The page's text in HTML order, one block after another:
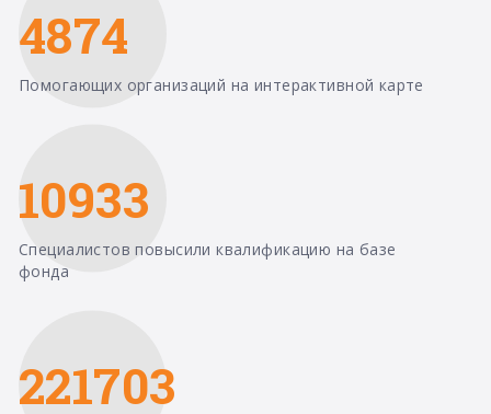
4874
Помогающих организаций на интерактивной карте
10933
Специалистов повысили квалификацию на базе
фонда
221703